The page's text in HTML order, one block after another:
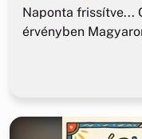
Naponta frissítve...
érvényben